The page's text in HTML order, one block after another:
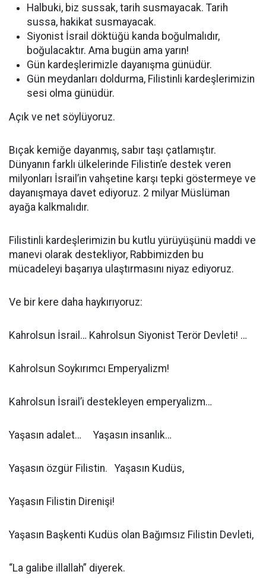
Halbuki, biz sussak, tarih susmayacak. Tarih
sussa, hakikat susmayacak.
Siyonist İsrail döktüğü kanda boğulmalıdır,
boğulacaktır. Ama bugün ama yarın!
Gün kardeşlerimizle dayanışma günüdür.
Gün meydanları doldurma, Filistinli kardeşlerimizin
sesi olma günüdür.
Açık ve net söylüyoruz.
Bıçak kemiğe dayanmış, sabır taşı çatlamıştır.
Dünyanın farklı ülkelerinde Filistin’e destek veren
milyonları İsrail’in vahşetine karşı tepki göstermeye ve
dayanışmaya davet ediyoruz. 2 milyar Müslüman
ayağa kalkmalıdır.
Filistinli kardeşlerimizin bu kutlu yürüyüşünü maddi ve
manevi olarak destekliyor, Rabbimizden bu
mücadeleyi başarıya ulaştırmasını niyaz ediyoruz.
Ve bir kere daha haykırıyoruz:
Kahrolsun İsrail… Kahrolsun Siyonist Terör Devleti! …
Kahrolsun Soykırımcı Emperyalizm!
Kahrolsun İsrail’i destekleyen emperyalizm…
Yaşasın adalet… Yaşasın insanlık…
Yaşasın özgür Filistin. Yaşasın Kudüs,
Yaşasın Filistin Direnişi!
Yaşasın Başkenti Kudüs olan Bağımsız Filistin Devleti,
“La galibe illallah” diyerek.